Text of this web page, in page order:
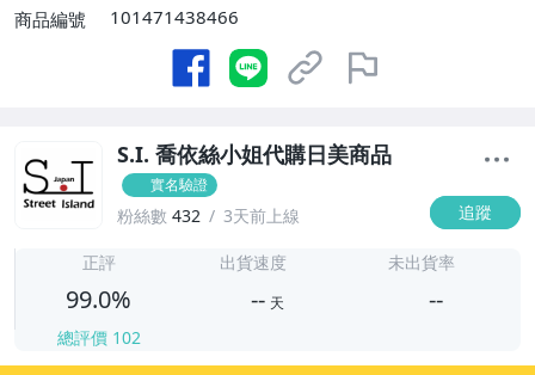
商品編號
101471438466
S.I. 喬依絲小姐代購日美商品
實名驗證
粉絲數 432 3天前上線 追蹤
正評
99.0%
總評價 102
出貨速度
-- 天
未出貨率
--